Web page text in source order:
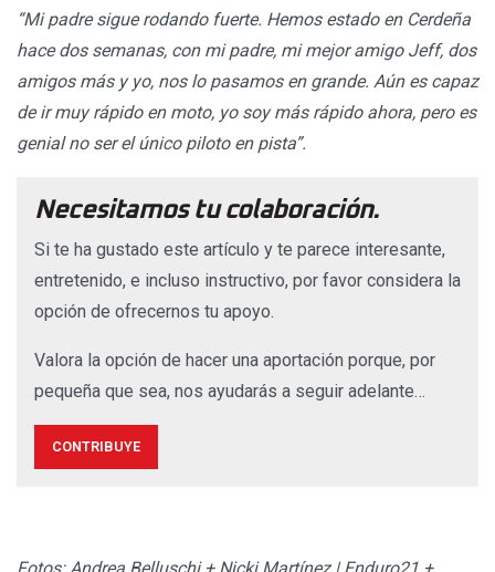
“Mi padre sigue rodando fuerte. Hemos estado en Cerdeña
hace dos semanas, con mi padre, mi mejor amigo Jeff, dos
amigos más y yo, nos lo pasamos en grande. Aún es capaz
de ir muy rápido en moto, yo soy más rápido ahora, pero es
genial no ser el único piloto en pista”.
Necesitamos tu colaboración.
Si te ha gustado este artículo y te parece interesante,
entretenido, e incluso instructivo, por favor considera la
opción de ofrecernos tu apoyo.
Valora la opción de hacer una aportación porque, por
pequeña que sea, nos ayudarás a seguir adelante…
CONTRIBUYE